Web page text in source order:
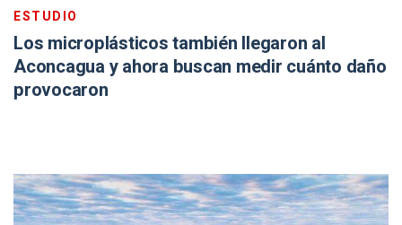
ESTUDIO
Los microplásticos también llegaron al
Aconcagua y ahora buscan medir cuánto daño
provocaron